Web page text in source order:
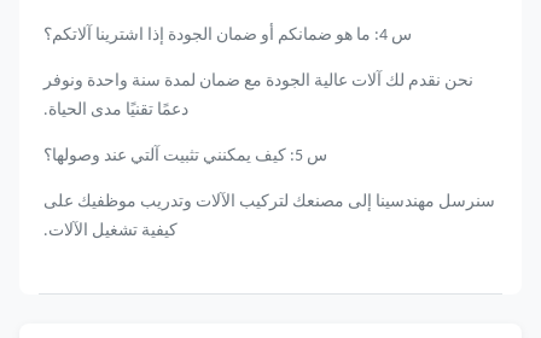
نحن نقدم لك آلات عالية الجودة مع ضمان لمدة سنة واحدة ونوفر
دعمًا تقنيًا مدى الحياة.
سنرسل مهندسينا إلى مصنعك لتركيب الآلات وتدريب موظفيك على
كيفية تشغيل الآلات.